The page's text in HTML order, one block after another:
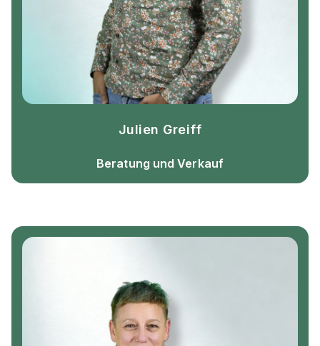
Julien Greiff
Beratung und Verkauf